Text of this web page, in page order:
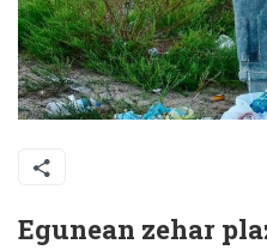
Egunean zehar